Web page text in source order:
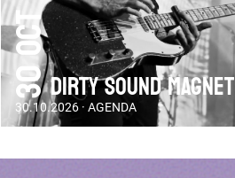
30 OctDIRTY SOUND MAGNET
30.10.2026 · AGENDA